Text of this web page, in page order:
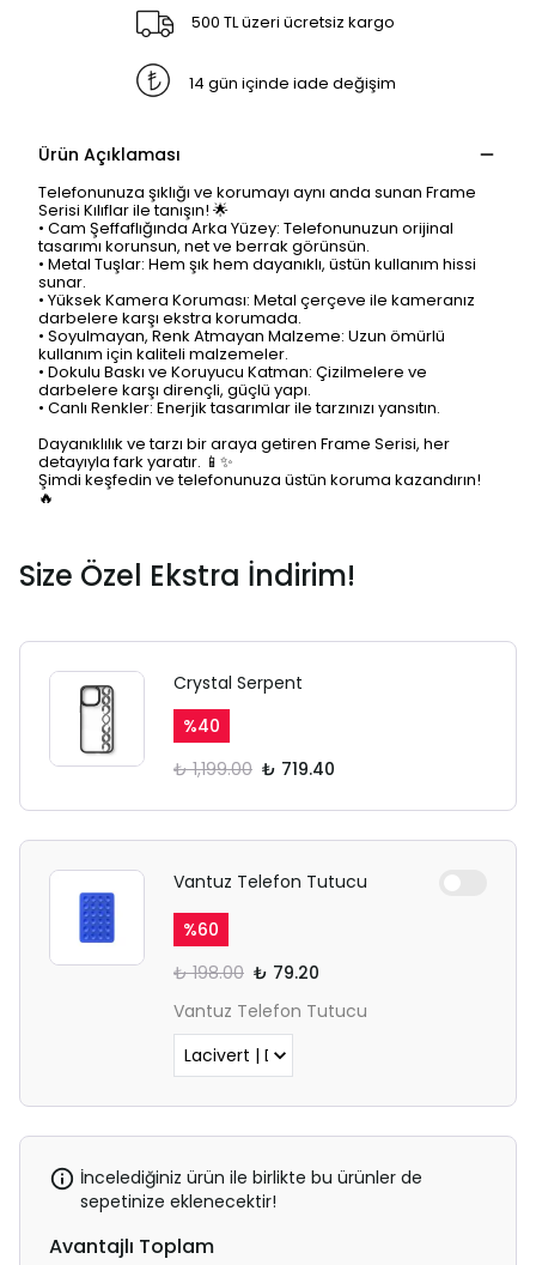
500 TL üzeri ücretsiz kargo
14 gün içinde iade değişim
Ürün Açıklaması
Telefonunuza şıklığı ve korumayı aynı anda sunan Frame
Serisi Kılıflar ile tanışın! 🌟
• Cam Şeffaflığında Arka Yüzey: Telefonunuzun orijinal
tasarımı korunsun, net ve berrak görünsün.
• Metal Tuşlar: Hem şık hem dayanıklı, üstün kullanım hissi
sunar.
• Yüksek Kamera Koruması: Metal çerçeve ile kameranız
darbelere karşı ekstra korumada.
• Soyulmayan, Renk Atmayan Malzeme: Uzun ömürlü
kullanım için kaliteli malzemeler.
• Dokulu Baskı ve Koruyucu Katman: Çizilmelere ve
darbelere karşı dirençli, güçlü yapı.
• Canlı Renkler: Enerjik tasarımlar ile tarzınızı yansıtın.
Dayanıklılık ve tarzı bir araya getiren Frame Serisi, her
detayıyla fark yaratır. 📱✨
Şimdi keşfedin ve telefonunuza üstün koruma kazandırın!
🔥
Size Özel Ekstra İndirim!
Crystal Serpent
%40
₺ 1,199.00 ₺ 719.40
Vantuz Telefon Tutucu
%60
₺ 198.00 ₺ 79.20
Vantuz Telefon Tutucu
İncelediğiniz ürün ile birlikte bu ürünler de
sepetinize eklenecektir!
Avantajlı Toplam